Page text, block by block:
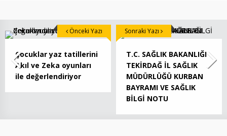
Çocuklar yaz tatillerini
Akıl ve Zeka oyunları
ile değerlendiriyor
Önceki Yazı
T.C. SAĞLIK BAKANLIĞI
TEKİRDAĞ İL SAĞLIK
MÜDÜRLÜĞÜ KURBAN
BAYRAMI VE SAĞLIK
BİLGİ NOTU
Sonraki Yazı